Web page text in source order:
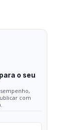
obras de
PRF na BR-
a